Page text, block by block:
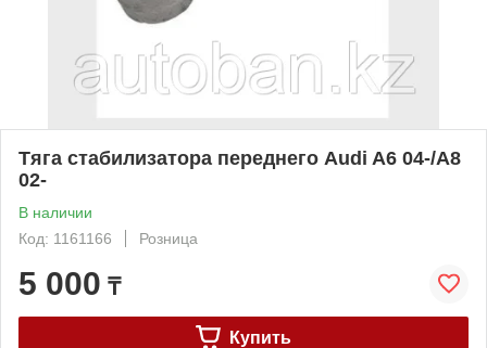
Тяга стабилизатора переднего Audi A6 04-/A8
02-
В наличии
Код: 1161166
Розница
5 000 ₸
Купить